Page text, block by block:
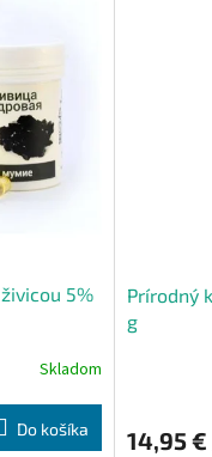
5%
Skladom
Do košíka
Prírodný
g
14,95 €